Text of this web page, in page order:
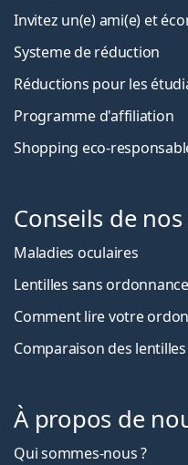
Invitez un(e) ami(e) et
Systeme de réduction
Réductions pour les
Programme d'affiliation
Shopping eco-
Conseils de
Maladies oculaires
Lentilles sans ordonnance
Comment lire votre
Comparaison des
À propos de
Qui sommes-nous ?